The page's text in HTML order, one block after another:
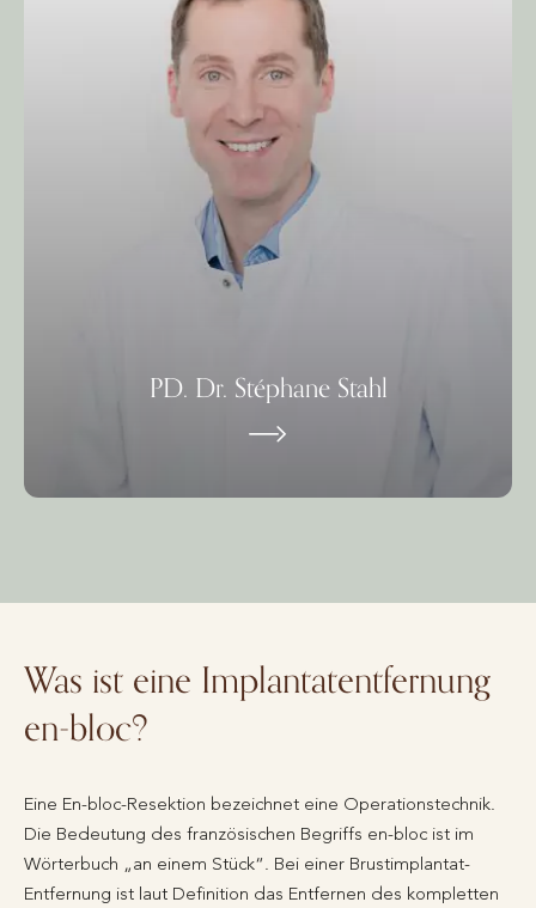
PD. Dr. Stéphane Stahl
Was ist eine Implantatentfernung
en-bloc?
Eine En-bloc-Resektion bezeichnet eine Operationstechnik.
Die Bedeutung des französischen Begriffs en-bloc ist im
Wörterbuch „an einem Stück“. Bei einer Brustimplantat-
Entfernung ist laut Definition das Entfernen des kompletten